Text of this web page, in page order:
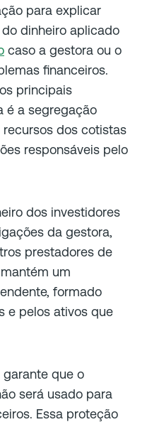
para explicar
dinheiro aplicado
caso a gestora ou o
financeiros.
principais
é a segregação
dos cotistas
responsáveis pelo
dos investidores
da gestora,
prestadores de
um
formado
e pelos ativos que
garante que o
será usado para
Essa proteção